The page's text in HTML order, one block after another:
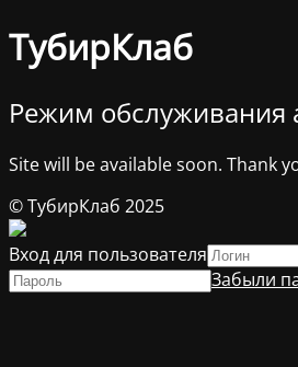
ТубирКлаб
Режим обслуживания
Site will be available soon. Thank
© ТубирКлаб 2025
Вход для пользователя
Забыли